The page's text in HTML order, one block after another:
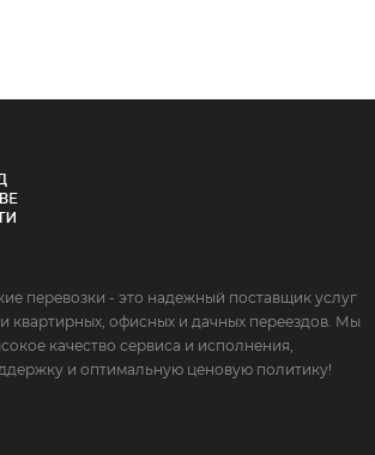
перевозки - это надежный поставщик услуг
квартирных, офисных и дачных переездов. Мы
качество сервиса и исполнения,
и оптимальную ценовую политику!